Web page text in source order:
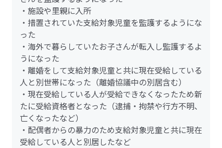
・施設や里親に入所
・措置されていた支給対象児童を監護するようにな
った
・海外で暮らしていたお子さんが転入し監護するよ
うになった
・離婚をして支給対象児童と共に現在受給している
人と別世帯になった（離婚協議中の別居含む）
・現在受給している人が受給できなくなったため新
たに受給資格者となった（逮捕・拘禁や行方不明、
亡くなったなど）
・配偶者からの暴力のため支給対象児童と共に現在
受給している人と別居したなど